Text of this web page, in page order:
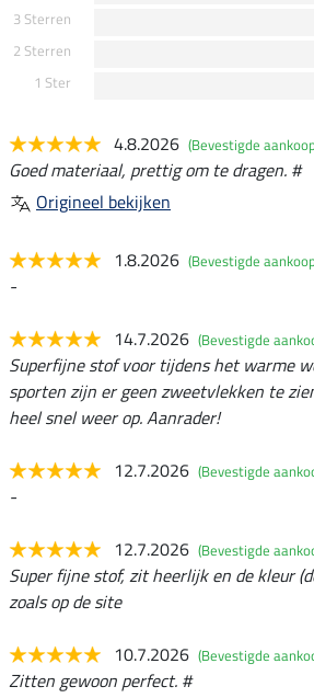
3 Sterren
2 Sterren
1 Ster
4.8.2026 (Bevestigde
Goed materiaal, prettig om te dragen. #
Origineel bekijken
1.8.2026 (Bevestigde
-
14.7.2026 (Bevestigde
Superfijne stof voor tijdens het warme
sporten zijn er geen zweetvlekken te
heel snel weer op. Aanrader!
12.7.2026 (Bevestigde
-
12.7.2026 (Bevestigde
Super fijne stof, zit heerlijk en de kleur
zoals op de site
10.7.2026 (Bevestigde
Zitten gewoon perfect. #